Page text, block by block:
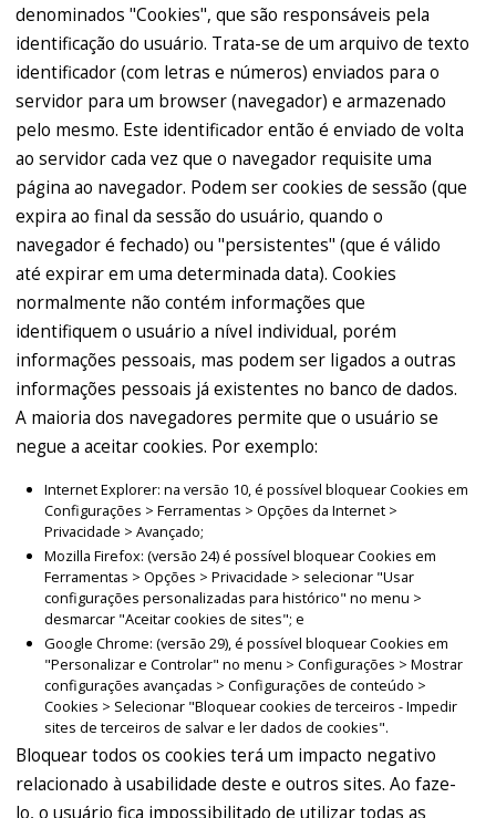
denominados "Cookies", que são responsáveis pela
identificação do usuário. Trata-se de um arquivo de texto
identificador (com letras e números) enviados para o
servidor para um browser (navegador) e armazenado
pelo mesmo. Este identificador então é enviado de volta
ao servidor cada vez que o navegador requisite uma
página ao navegador. Podem ser cookies de sessão (que
expira ao final da sessão do usuário, quando o
navegador é fechado) ou "persistentes" (que é válido
até expirar em uma determinada data). Cookies
normalmente não contém informações que
identifiquem o usuário a nível individual, porém
informações pessoais, mas podem ser ligados a outras
informações pessoais já existentes no banco de dados.
A maioria dos navegadores permite que o usuário se
negue a aceitar cookies. Por exemplo:
Internet Explorer: na versão 10, é possível bloquear Cookies em
Configurações > Ferramentas > Opções da Internet >
Privacidade > Avançado;
Mozilla Firefox: (versão 24) é possível bloquear Cookies em
Ferramentas > Opções > Privacidade > selecionar "Usar
configurações personalizadas para histórico" no menu >
desmarcar "Aceitar cookies de sites"; e
Google Chrome: (versão 29), é possível bloquear Cookies em
"Personalizar e Controlar" no menu > Configurações > Mostrar
configurações avançadas > Configurações de conteúdo >
Cookies > Selecionar "Bloquear cookies de terceiros - Impedir
sites de terceiros de salvar e ler dados de cookies".
Bloquear todos os cookies terá um impacto negativo
relacionado à usabilidade deste e outros sites. Ao faze-